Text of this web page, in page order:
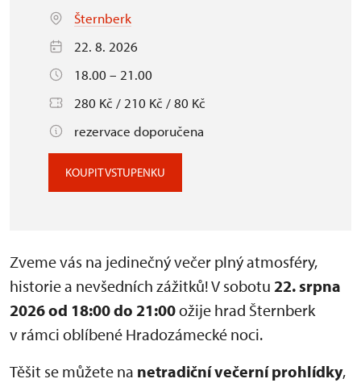
Šternberk
22. 8. 2026
18.00 – 21.00
280 Kč / 210 Kč / 80 Kč
rezervace doporučena
KOUPIT VSTUPENKU
Zveme vás na jedinečný večer plný atmosféry,
historie a nevšedních zážitků! V sobotu 22. srpna
2026 od 18:00 do 21:00ožije hrad Šternberk
v rámci oblíbené Hradozámecké noci.
Těšit se můžete na netradiční večerní prohlídky,